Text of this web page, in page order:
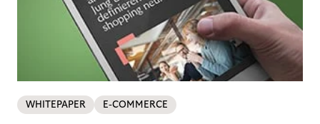
WHITEPAPER E-COMMERCE